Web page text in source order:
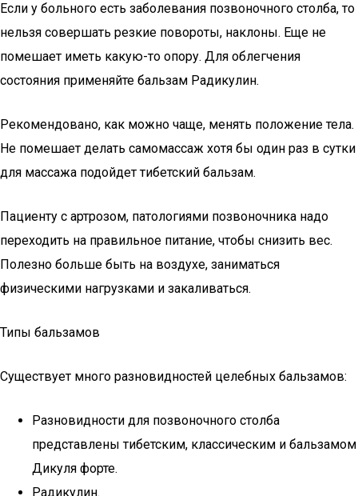
Если у больного есть заболевания позвоночного столба, то
нельзя совершать резкие повороты, наклоны. Еще не
помешает иметь какую-то опору. Для облегчения
состояния применяйте бальзам Радикулин.
Рекомендовано, как можно чаще, менять положение тела.
Не помешает делать самомассаж хотя бы один раз в сутки
для массажа подойдет тибетский бальзам.
Пациенту с артрозом, патологиями позвоночника надо
переходить на правильное питание, чтобы снизить вес.
Полезно больше быть на воздухе, заниматься
физическими нагрузками и закаливаться.
Типы бальзамов
Существует много разновидностей целебных бальзамов:
Разновидности для позвоночного столба
представлены тибетским, классическим и бальзамом
Дикуля форте.
Радикулин.